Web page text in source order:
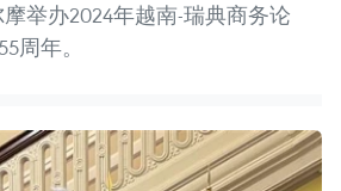
摩举办2024年越南-瑞典商务论
周年。